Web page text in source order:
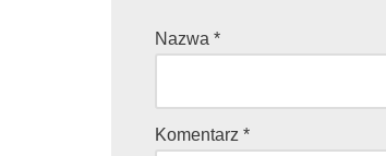
Nazwa *
Komentarz *